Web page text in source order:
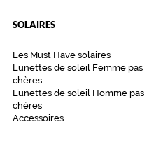
SOLAIRES
Les Must Have solaires
Lunettes de soleil Femme pas
chères
Lunettes de soleil Homme pas
chères
Accessoires